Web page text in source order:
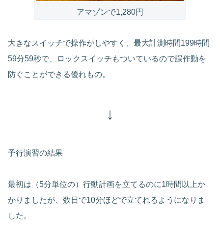
アマゾンで1,280円
大きなスイッチで操作がしやすく、最大計測時間199時間
59分59秒で、ロックスイッチもついているので誤作動を
防ぐことができる優れもの。
↓
予行演習の結果
最初は（5分単位の）行動計画を立てるのに1時間以上か
かりましたが、数日で10分ほどで立てれるようになりま
した。